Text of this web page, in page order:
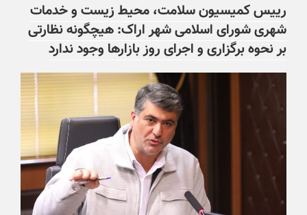
رییس کمیسیون سلامت، محیط زیست و خدمات
شهری شورای اسلامی شهر اراک: هیچگونه نظارتی
بر نحوه برگزاری و اجرای روز بازارها وجود ندارد